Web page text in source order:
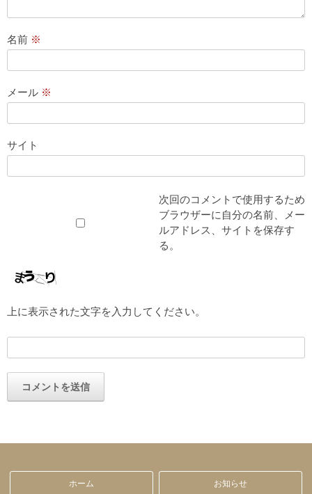
名前 ※
メール ※
サイト
次回のコメントで使用するため
ブラウザーに自分の名前、メー
ルアドレス、サイトを保存す
る。
上に表示された文字を入力してください。
ホーム お知らせ